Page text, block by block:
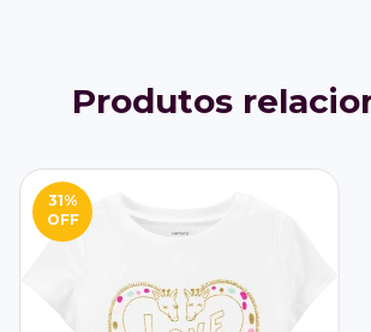
Produtos
31%
OFF